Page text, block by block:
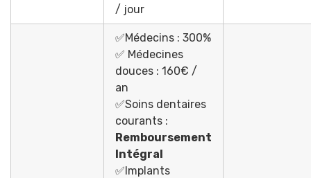
/ jour
✅Médecins : 300%
✅ Médecines
douces : 160€ /
an
✅Soins dentaires
courants :
Remboursement
Intégral
✅Implants